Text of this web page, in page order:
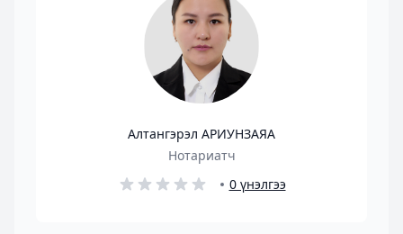
Алтангэрэл АРИУНЗАЯА
Нотариатч
0 үнэлгээ